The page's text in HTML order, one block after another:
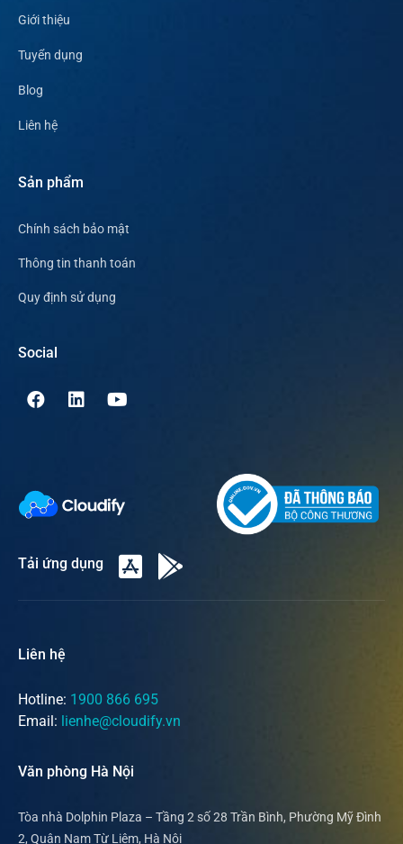
Giới thiệu
Tuyển dụng
Blog
Liên hệ
Sản phẩm
Chính sách bảo mật
Thông tin thanh toán
Quy định sử dụng
Social
Tải ứng dụng
Liên hệ
Hotline: 1900 866 695
Email: lienhe@cloudify.vn
Văn phòng Hà Nội
Tòa nhà Dolphin Plaza – Tầng 2 số 28 Trần Bình, Phường Mỹ Đình
2, Quận Nam Từ Liêm, Hà Nội